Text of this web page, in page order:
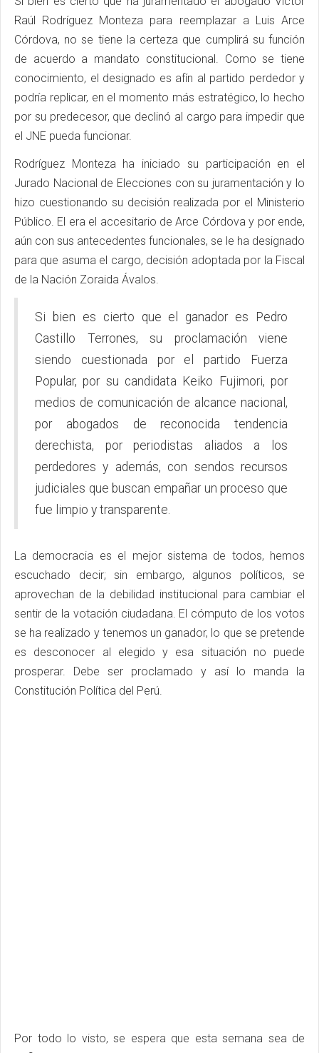
Raúl Rodríguez Monteza para reemplazar a Luis Arce
Córdova, no se tiene la certeza que cumplirá su función
de acuerdo a mandato constitucional. Como se tiene
conocimiento, el designado es afín al partido perdedor y
podría replicar, en el momento más estratégico, lo hecho
por su predecesor, que declinó al cargo para impedir que
el JNE pueda funcionar.
Rodríguez Monteza ha iniciado su participación en el
Jurado Nacional de Elecciones con su juramentación y lo
hizo cuestionando su decisión realizada por el Ministerio
Público. El era el accesitario de Arce Córdova y por ende,
aún con sus antecedentes funcionales, se le ha designado
para que asuma el cargo, decisión adoptada por la Fiscal
de la Nación Zoraida Ávalos.
Si bien es cierto que el ganador es Pedro
Castillo Terrones, su proclamación viene
siendo cuestionada por el partido Fuerza
Popular, por su candidata Keiko Fujimori, por
medios de comunicación de alcance nacional,
por abogados de reconocida tendencia
derechista, por periodistas aliados a los
perdedores y además, con sendos recursos
judiciales que buscan empañar un proceso que
fue limpio y transparente.
La democracia es el mejor sistema de todos, hemos
escuchado decir; sin embargo, algunos políticos, se
aprovechan de la debilidad institucional para cambiar el
sentir de la votación ciudadana. El cómputo de los votos
se ha realizado y tenemos un ganador, lo que se pretende
es desconocer al elegido y esa situación no puede
prosperar. Debe ser proclamado y así lo manda la
Constitución Política del Perú.
Por todo lo visto, se espera que esta semana sea de